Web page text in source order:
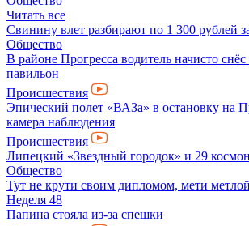
Читать все
Свинину влет разбирают по 1 300 рублей
Общество
В районе Прогресса водитель начисто
павильон
Происшествия
Эпический полет «ВАЗа» в остановку на
камера наблюдения
Происшествия
Липецкий «Звездный городок» и 29
Общество
Тут не крути своим дипломом, мети
Неделя 48
Папина стояла из-за спешки